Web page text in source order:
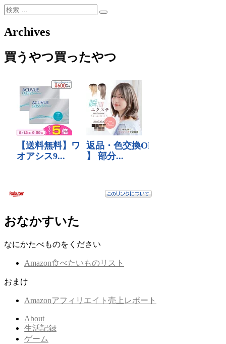
検
検
Archives
買うやつ買ったやつ
おなかすいた
なにかたべものをください
Amazon食べたいものリスト
おまけ
Amazonアフィリエイト売上レポート
About
生活記録
ゲーム